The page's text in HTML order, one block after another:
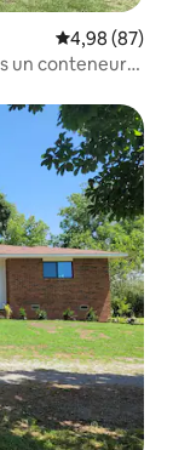
Évaluation
4,98 (87)
un conteneur